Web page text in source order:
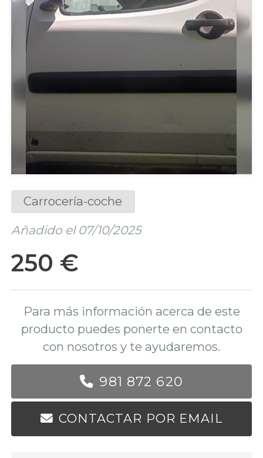
Carrocería-coche
Añadido el 07/10/2025
250 €
Para más información acerca de este
producto puedes ponerte en contacto
con nosotros y te ayudaremos.
981 872 620
CONTACTAR POR EMAIL